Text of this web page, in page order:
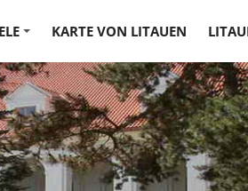
KARTE VON LITAUEN